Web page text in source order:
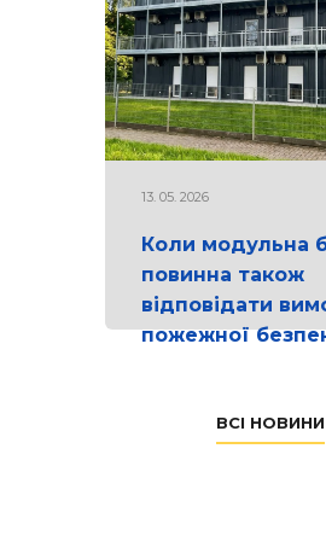
13. 05. 2026
Коли модульна
повинна також
відповідати
пожежної
ВСІ НОВИНИ